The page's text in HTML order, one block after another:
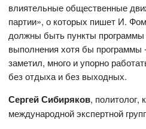
влиятельные общественные
партии», о которых пишет И.
должны быть пункты
выполнения хотя бы программы
заметил, много и упорно
без отдыха и без выходных.
Сергей Сибиряков, политолог,
международной экспертной